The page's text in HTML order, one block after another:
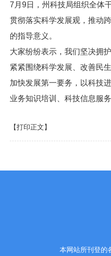
7月9日，州科技局组织全体
贯彻落实科学发展观，推动
的指导意义。
大家纷纷表示，我们坚决拥
紧紧围绕科学发展、改善民
加快发展第一要务，以科技
业务知识培训、科技信息服
【打印正文】
本网站所刊登的